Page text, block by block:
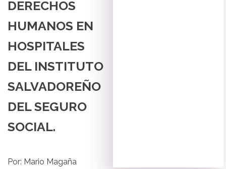
DERECHOS
HUMANOS EN
HOSPITALES
DEL INSTITUTO
SALVADOREÑO
DEL SEGURO
SOCIAL.
Por: Mario Magaña